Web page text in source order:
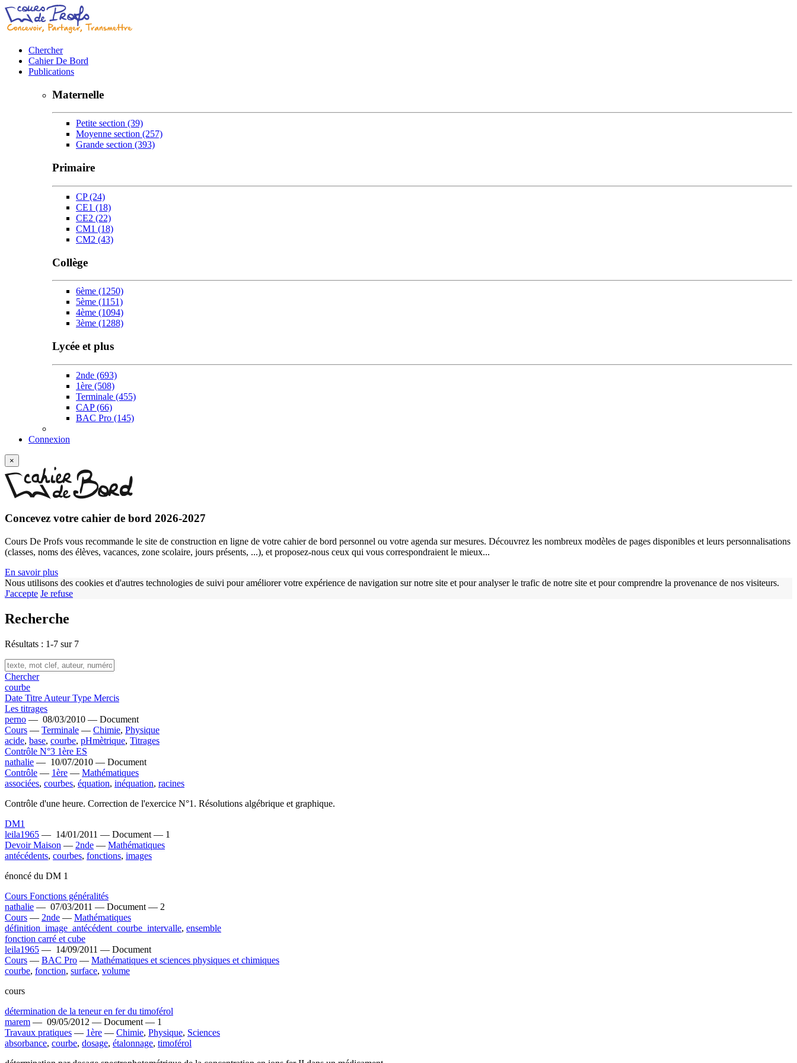
Chercher
Cahier De Bord
Publications
Maternelle
Petite section (39)
Moyenne section (257)
Grande section (393)
Primaire
CP(24)
CE1 (18)
CE2 (22)
CM1 (18)
CM2 (43)
Collège
6ème (1250)
5ème (1151)
4ème (1094)
3ème (1288)
Lycée et plus
2nde (693)
1ère (508)
Terminale (455)
CAP(66)
BAC Pro (145)
Connexion
×
Concevez votre cahier de bord 2026-2027
Cours De Profs vous recommande le site de construction en ligne de votre cahier de bord personnel ou votre agenda sur mesures. Découvrez les nombreux modèles de pages disponibles et leurs personnalisations
(classes, noms des élèves, vacances, zone scolaire, jours présents, ...), et proposez-nous ceux qui vous correspondraient le mieux...
En savoir plus
Nous utilisons des cookies et d'autres technologies de suivi pour améliorer votre expérience de navigation sur notre site et pour analyser le trafic de notre site et pour comprendre la provenance de nos visiteurs.
J'accepte Je refuse
Recherche
Résultats : 1-7 sur 7
Chercher
courbe
Date Titre AuteurType Mercis
Les titrages
perno — 08/03/2010 — Document
Cours — Terminale — Chimie, Physique
acide, base, courbe, pHmètrique, Titrages
Contrôle N°3 1ère ES
nathalie — 10/07/2010 — Document
Contrôle — 1ère — Mathématiques
associées, courbes, équation, inéquation, racines
Contrôle d'une heure. Correction de l'exercice N°1. Résolutions algébrique et graphique.
DM1
leila1965 — 14/01/2011 — Document — 1
Devoir Maison — 2nde — Mathématiques
antécédents, courbes, fonctions, images
énoncé du DM 1
Cours Fonctions généralités
nathalie — 07/03/2011 — Document — 2
Cours — 2nde — Mathématiques
définition_image_antécédent_courbe_intervalle, ensemble
fonction carré et cube
leila1965 — 14/09/2011 — Document
Cours — BAC Pro — Mathématiques et sciences physiques et chimiques
courbe, fonction, surface, volume
cours
détermination de la teneur en fer du timoférol
marem — 09/05/2012 — Document — 1
Travaux pratiques — 1ère — Chimie, Physique, Sciences
absorbance, courbe, dosage, étalonnage, timoférol